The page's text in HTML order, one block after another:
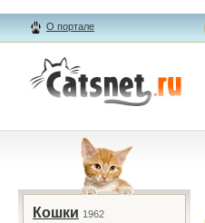
О портале
Кошки 1962